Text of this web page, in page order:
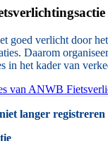
goed verlicht door
Daarom
in het kader van
van ANWB
langer registreren